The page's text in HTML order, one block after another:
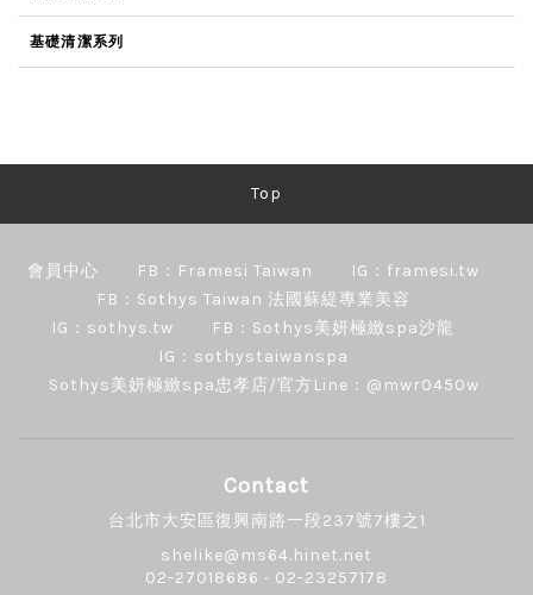
基礎清潔系列
Top
會員中心 FB：Framesi Taiwan
IG：framesi.tw
FB：Sothys Taiwan 法國蘇緹專業美容
IG：sothys.tw
FB：Sothys美妍極緻spa沙龍
IG：sothystaiwanspa
Sothys美妍極緻spa忠孝店/官方Line：@mwr0450w
Contact
台北市大安區復興南路一段237號7樓之1
shelike@ms64.hinet.net
02-27018686 ‧ 02-23257178